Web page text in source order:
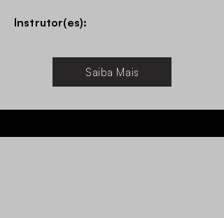
Instrutor(es):
Saiba Mais